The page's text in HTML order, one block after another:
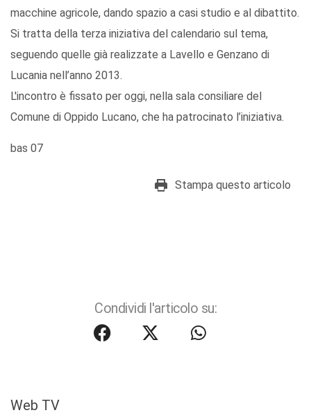
macchine agricole, dando spazio a casi studio e al dibattito.
Si tratta della terza iniziativa del calendario sul tema,
seguendo quelle già realizzate a Lavello e Genzano di
Lucania nell’anno 2013.
L'incontro è fissato per oggi, nella sala consiliare del
Comune di Oppido Lucano, che ha patrocinato l’iniziativa.
bas 07
Stampa questo articolo
Condividi l'articolo su:
Web TV